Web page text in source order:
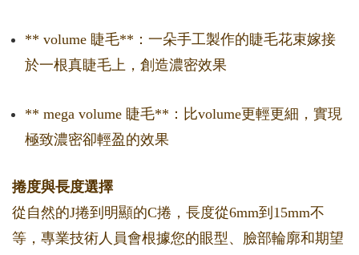
** volume 睫毛**：一朵手工製作的睫毛花束嫁接
於一根真睫毛上，創造濃密效果
** mega volume 睫毛**：比volume更輕更細，實現
極致濃密卻輕盈的效果
捲度與長度選擇
從自然的J捲到明顯的C捲，長度從6mm到15mm不
等，專業技術人員會根據您的眼型、臉部輪廓和期望